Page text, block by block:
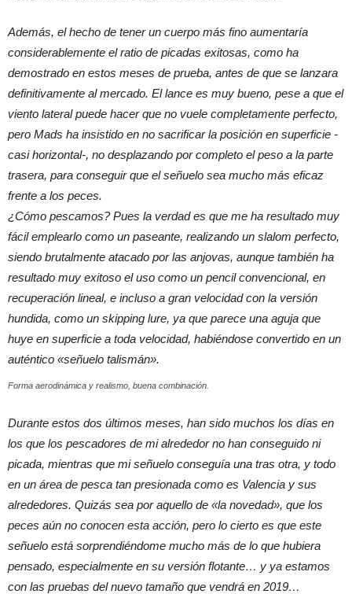
Además, el hecho de tener un cuerpo más fino aumentaría
considerablemente el ratio de picadas exitosas, como ha
demostrado en estos meses de prueba, antes de que se lanzara
definitivamente al mercado. El lance es muy bueno, pese a que el
viento lateral puede hacer que no vuele completamente perfecto,
pero Mads ha insistido en no sacrificar la posición en superficie -
casi horizontal-, no desplazando por completo el peso a la parte
trasera, para conseguir que el señuelo sea mucho más eficaz
frente a los peces.
¿Cómo pescamos? Pues la verdad es que me ha resultado muy
fácil emplearlo como un paseante, realizando un slalom perfecto,
siendo brutalmente atacado por las anjovas, aunque también ha
resultado muy exitoso el uso como un pencil convencional, en
recuperación lineal, e incluso a gran velocidad con la versión
hundida, como un skipping lure, ya que parece una aguja que
huye en superficie a toda velocidad, habiéndose convertido en un
auténtico «señuelo talismán».
Forma aerodinámica y realismo, buena combinación.
Durante estos dos últimos meses, han sido muchos los días en
los que los pescadores de mi alrededor no han conseguido ni
picada, mientras que mi señuelo conseguía una tras otra, y todo
en un área de pesca tan presionada como es Valencia y sus
alrededores. Quizás sea por aquello de «la novedad», que los
peces aún no conocen esta acción, pero lo cierto es que este
señuelo está sorprendiéndome mucho más de lo que hubiera
pensado, especialmente en su versión flotante… y ya estamos
con las pruebas del nuevo tamaño que vendrá en 2019…